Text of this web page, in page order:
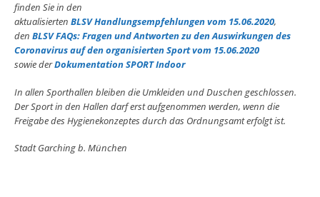
finden Sie in den
aktualisierten BLSV Handlungsempfehlungen vom 15.06.2020,
den BLSV FAQs: Fragen und Antworten zu den Auswirkungen des
Coronavirus auf den organisierten Sport vom 15.06.2020
sowie derDokumentation SPORT Indoor
In allen Sporthallen bleiben die Umkleiden und Duschen geschlossen.
Der Sport in den Hallen darf erst aufgenommen werden, wenn die
Freigabe des Hygienekonzeptes durch das Ordnungsamt erfolgt ist.
Stadt Garching b. München